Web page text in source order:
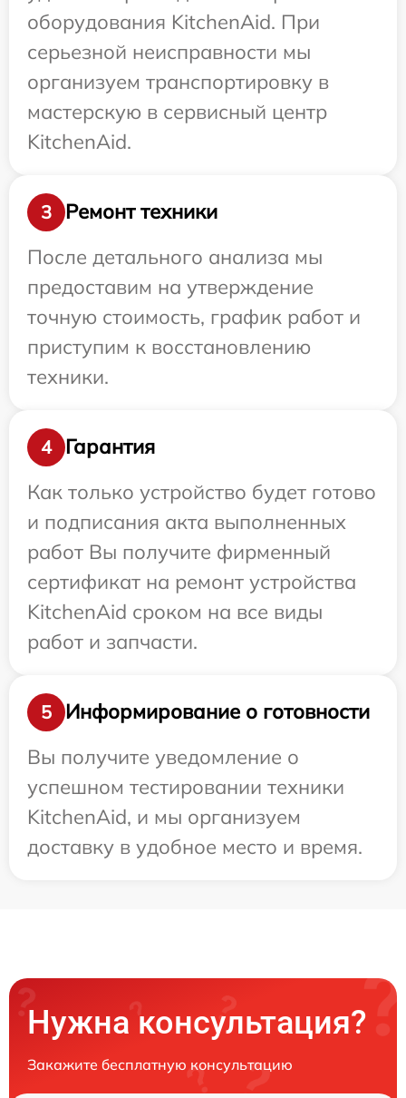
оборудования KitchenAid. При
серьезной неисправности мы
организуем транспортировку в
мастерскую в сервисный центр
KitchenAid.
3
Ремонт техники
После детального анализа мы
предоставим на утверждение
точную стоимость, график работ и
приступим к восстановлению
техники.
4
Гарантия
Как только устройство будет готово
и подписания акта выполненных
работ Вы получите фирменный
сертификат на ремонт устройства
KitchenAid сроком на все виды
работ и запчасти.
5
Информирование о готовности
Вы получите уведомление о
успешном тестировании техники
KitchenAid, и мы организуем
доставку в удобное место и время.
Нужна консультация?
Закажите бесплатную консультацию